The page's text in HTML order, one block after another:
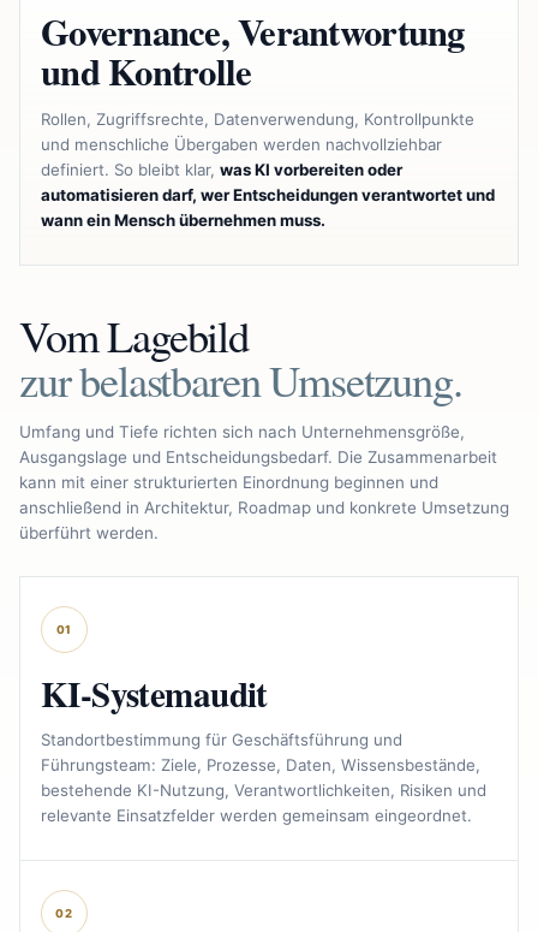
Governance, Verantwortung
und Kontrolle
Rollen, Zugriffsrechte, Datenverwendung, Kontrollpunkte
und menschliche Übergaben werden nachvollziehbar
definiert. So bleibt klar, was KI vorbereiten oder
automatisieren darf, wer Entscheidungen verantwortet und
wann ein Mensch übernehmen muss.
Vom Lagebild
zur belastbaren Umsetzung.
Umfang und Tiefe richten sich nach Unternehmensgröße,
Ausgangslage und Entscheidungsbedarf. Die Zusammenarbeit
kann mit einer strukturierten Einordnung beginnen und
anschließend in Architektur, Roadmap und konkrete Umsetzung
überführt werden.
01
KI-Systemaudit
Standortbestimmung für Geschäftsführung und
Führungsteam: Ziele, Prozesse, Daten, Wissensbestände,
bestehende KI-Nutzung, Verantwortlichkeiten, Risiken und
relevante Einsatzfelder werden gemeinsam eingeordnet.
02